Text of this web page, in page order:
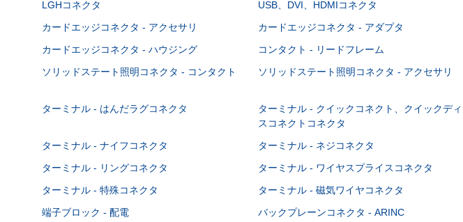
LGHコネクタ
USB、DVI、HDMIコネクタ
カードエッジコネクタ - アクセサリ
カードエッジコネクタ - アダプタ
カードエッジコネクタ - ハウジング
コンタクト - リードフレーム
ソリッドステート照明コネクタ - コンタクト
ソリッドステート照明コネクタ - アクセサリ
ターミナル - はんだラグコネクタ
ターミナル - クイックコネクト、クイックディ
スコネクトコネクタ
ターミナル - ナイフコネクタ ターミナル - ネジコネクタ
ターミナル - リングコネクタ
ターミナル - ワイヤスプライスコネクタ
ターミナル - 特殊コネクタ
ターミナル - 磁気ワイヤコネクタ
端子ブロック - 配電
バックプレーンコネクタ - ARINC